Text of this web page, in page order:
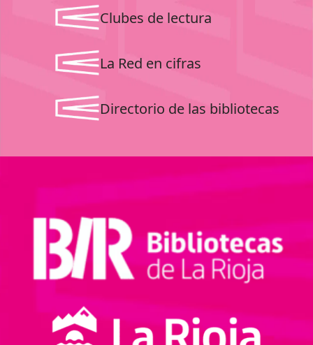
Clubes de lectura
La Red en cifras
Directorio de las bibliotecas